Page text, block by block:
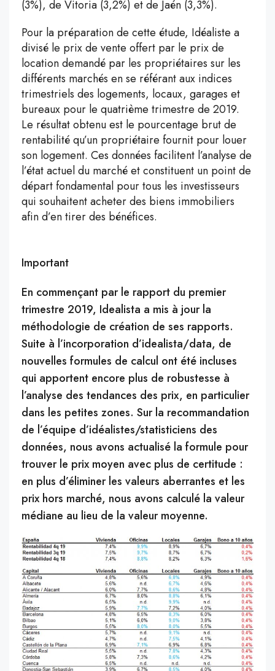
(3%), de Vitoria (3,2%) et de Jaén (3,3%).
Pour la préparation de cette étude, Idéaliste a
divisé le prix de vente offert par le prix de
location demandé par les propriétaires sur les
différents marchés en se référant aux indices
trimestriels des logements, locaux, garages et
bureaux pour le quatrième trimestre de 2019.
Le résultat obtenu est le pourcentage brut de
rentabilité qu’un propriétaire fournit pour louer
son logement. Ces données facilitent l’analyse de
l’état actuel du marché et constituent un point de
départ fondamental pour tous les investisseurs
qui souhaitent acheter des biens immobiliers
afin d’en tirer des bénéfices.
Important
En commençant par le rapport du premier
trimestre 2019, Idealista a mis à jour la
méthodologie de création de ses rapports.
Suite à l’incorporation d’idealista/data, de
nouvelles formules de calcul ont été incluses
qui apportent encore plus de robustesse à
l’analyse des tendances des prix, en particulier
dans les petites zones. Sur la recommandation
de l’équipe d’idéalistes/statisticiens des
données, nous avons actualisé la formule pour
trouver le prix moyen avec plus de certitude :
en plus d’éliminer les valeurs aberrantes et les
prix hors marché, nous avons calculé la valeur
médiane au lieu de la valeur moyenne.